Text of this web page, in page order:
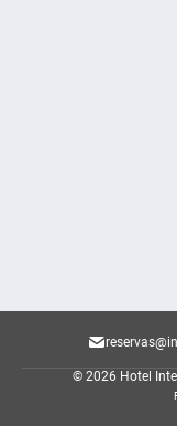
© 2026 Hotel